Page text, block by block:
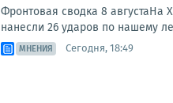
Фронтовая сводка 8 августаНа
нанесли 26 ударов по нашему
МНЕНИЯ Сегодня, 18:49